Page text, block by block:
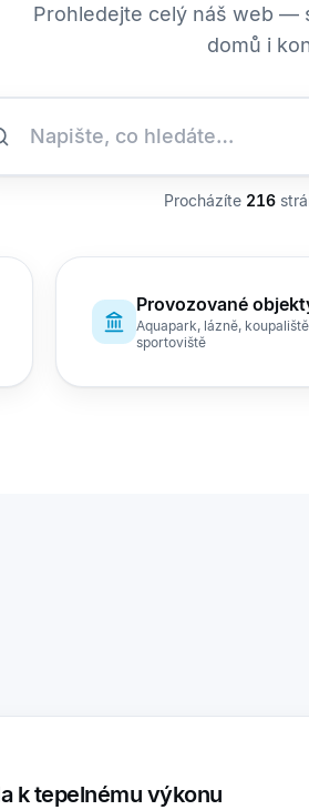
Prohledejte celý náš web —
domů i
Procházíte 216
Provozované
Aquapark, lázně,
sportoviště
k tepelnému výkonu